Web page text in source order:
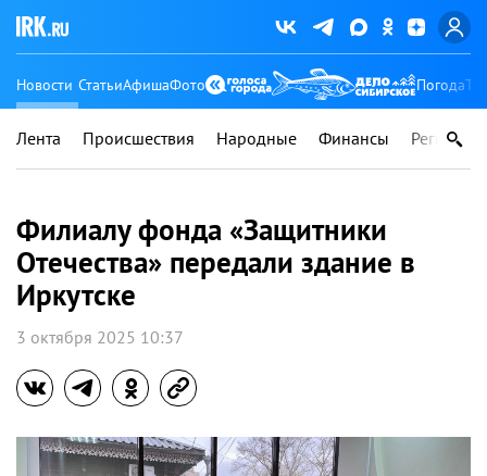
Новости СтатьиАфишаФото Погода
Лента Происшествия Народные Финансы Регионы
Филиалу фонда «Защитники
Отечества» передали здание в
Иркутске
3 октября 2025 10:37